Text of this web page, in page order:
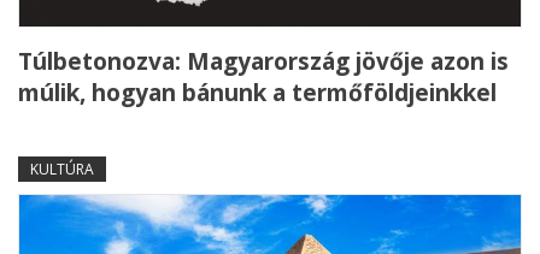
Túlbetonozva: Magyarország jövője azon is
múlik, hogyan bánunk a termőföldjeinkkel
KULTÚRA